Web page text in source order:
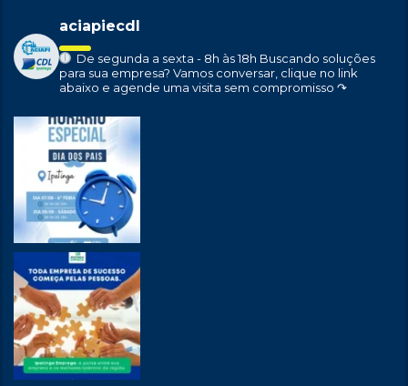
aciapiecdl
De segunda a sexta - 8h às 18h Buscando soluções
para sua empresa? Vamos conversar, clique no link
abaixo e agende uma visita sem compromisso ↷